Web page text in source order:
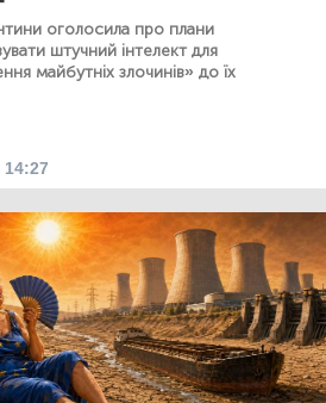
оголосила про плани
штучний інтелект для
майбутніх злочинів» до їх
14:27